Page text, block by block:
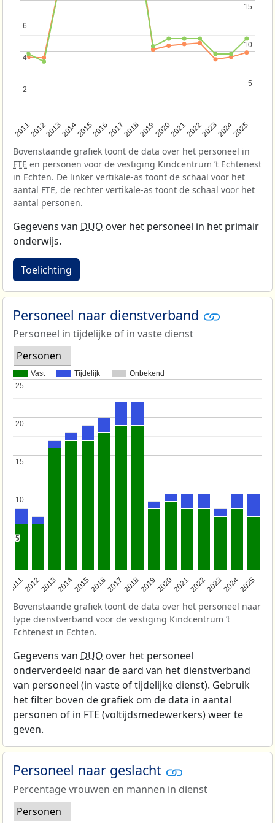
201120122013201420152016201720182019202020212022202320242025
2
2
4
4
6
6
5
5
10
10
15
15
Bovenstaande grafiek toont de data over het personeel in
FTE en personen voor de vestiging Kindcentrum ’t Echtenest
in Echten. De linker vertikale-as toont de schaal voor het
aantal FTE, de rechter vertikale-as toont de schaal voor het
aantal personen.
Gegevens van DUO over het personeel in het primair
onderwijs.
Toelichting
Personeel naar dienstverband
Personeel in tijdelijke of in vaste dienst
Personen
Vast Tijdelijk Onbekend
201120122013201420152016201720182019202020212022202320242025
5
5
10
10
15
15
20
20
25
25
Bovenstaande grafiek toont de data over het personeel naar
type dienstverband voor de vestiging Kindcentrum ’t
Echtenest in Echten.
Gegevens van DUO over het personeel
onderverdeeld naar de aard van het dienstverband
van personeel (in vaste of tijdelijke dienst). Gebruik
het filter boven de grafiek om de data in aantal
personen of in FTE (voltijdsmedewerkers) weer te
geven.
Personeel naar geslacht
Percentage vrouwen en mannen in dienst
Personen